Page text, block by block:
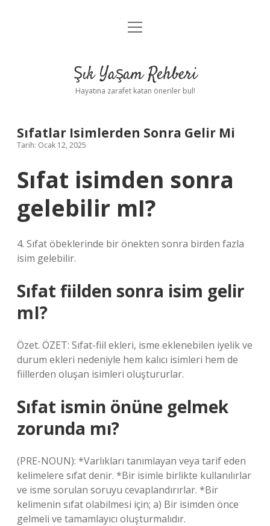
Anasayfa
Yasal Uyarı
menüyü
Şık Yaşam Rehberi
Hayatına zarafet katan öneriler bul!
Sıfatlar Isimlerden Sonra Gelir Mi
Tarih: Ocak 12, 2025
Sıfat isimden sonra
gelebilir mI?
4. Sıfat öbeklerinde bir önekten sonra birden fazla
isim gelebilir.
Sıfat fiilden sonra isim gelir
mI?
Özet. ÖZET: Sıfat-fiil ekleri, isme eklenebilen iyelik ve
durum ekleri nedeniyle hem kalıcı isimleri hem de
fiillerden oluşan isimleri oluştururlar.
Sıfat ismin önüne gelmek
zorunda mı?
(PRE-NOUN): *Varlıkları tanımlayan veya tarif eden
kelimelere sıfat denir. *Bir isimle birlikte kullanılırlar
ve isme sorulan soruyu cevaplandırırlar. *Bir
kelimenin sıfat olabilmesi için; a) Bir isimden önce
gelmeli ve tamamlayıcı oluşturmalıdır.